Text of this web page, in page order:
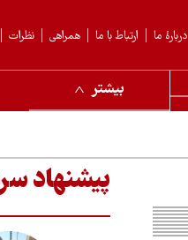
نظرات همراهی ارتباط با ما دربارهٔ ما
بیشتر
پیشنهاد